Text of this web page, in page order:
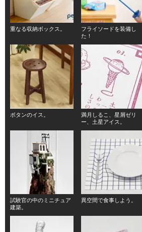
重なる収納ボックス。
フライソードを装備し
た！
ボタンのイス。
満月しるこ、星屑ゼリ
ー、土星アイス。
試験官の中のミニチュア
建築。
異空間で食事しよう。